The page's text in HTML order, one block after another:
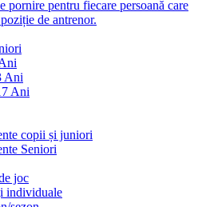
pornire pentru fiecare persoană care
de antrenor.
Ani
Ani
copii și juniori
Seniori
joc
individuale